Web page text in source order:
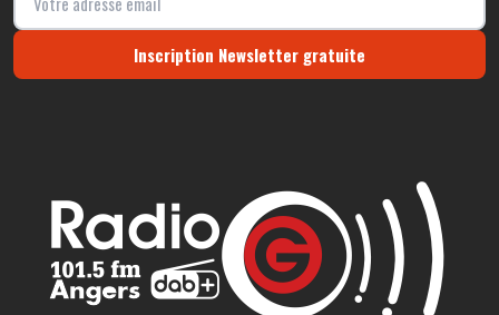
Inscription Newsletter gratuite